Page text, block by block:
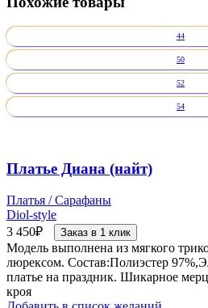
44
50
52
54
Платье Диана (найт)
Платья / Сарафаны
Diol-style
3 450₽ Заказ в 1 клик
Модель выполнена из мягкого
люрексом. Состав:Полиэстер
платье на праздник. Шикарное
кроя